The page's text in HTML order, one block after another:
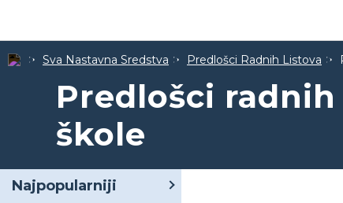
Sva Nastavna Sredstva Predlošci Radnih Listova
Predlošci
škole
Najpopularniji